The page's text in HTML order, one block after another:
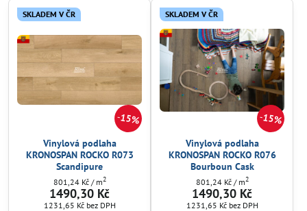
15%
SKLADEM V ČR
Vinylová podlaha
KRONOSPAN ROCKO R073
Scandipure
1490,30 Kč
1231,65 Kč bez DPH
801,24 Kč / m2
15%
SKLADEM V ČR
Vinylová podlaha
KRONOSPAN ROCKO R076
Bourboun Cask
1490,30 Kč
1231,65 Kč bez DPH
801,24 Kč / m2